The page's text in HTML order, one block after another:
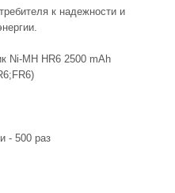
к надежности и
Ni-MH HR6 2500 mAh
- 500 раз